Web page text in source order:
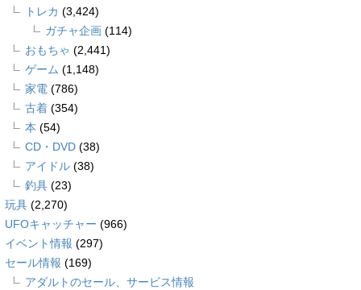
トレカ (3,424)
ガチャ企画 (114)
おもちゃ (2,441)
ゲーム (1,148)
家電 (786)
古着 (354)
本 (54)
CD・DVD (38)
アイドル (38)
釣具 (23)
玩具 (2,270)
UFOキャッチャー (966)
イベント情報 (297)
セール情報 (169)
アダルトのセール、サービス情報